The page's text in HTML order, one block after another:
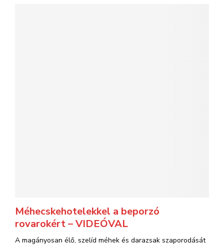
Méhecskehotelekkel a beporzó
rovarokért – VIDEÓVAL
A magányosan élő, szelíd méhek és darazsak szaporodását